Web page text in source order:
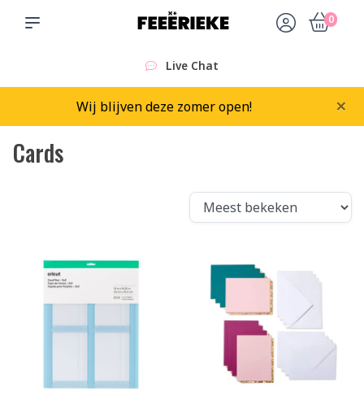
0
Live Chat
Wij blijven deze zomer open! ×
Cards